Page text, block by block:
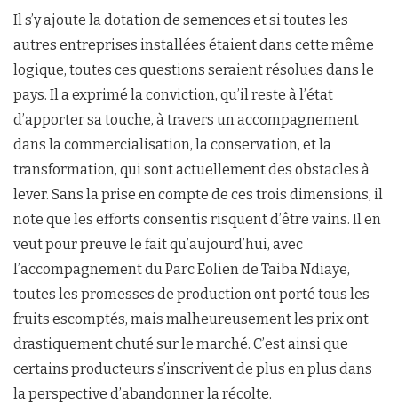
Il s’y ajoute la dotation de semences et si toutes les
autres entreprises installées étaient dans cette même
logique, toutes ces questions seraient résolues dans le
pays. Il a exprimé la conviction, qu’il reste à l’état
d’apporter sa touche, à travers un accompagnement
dans la commercialisation, la conservation, et la
transformation, qui sont actuellement des obstacles à
lever. Sans la prise en compte de ces trois dimensions, il
note que les efforts consentis risquent d’être vains. Il en
veut pour preuve le fait qu’aujourd’hui, avec
l’accompagnement du Parc Eolien de Taiba Ndiaye,
toutes les promesses de production ont porté tous les
fruits escomptés, mais malheureusement les prix ont
drastiquement chuté sur le marché. C’est ainsi que
certains producteurs s’inscrivent de plus en plus dans
la perspective d’abandonner la récolte.